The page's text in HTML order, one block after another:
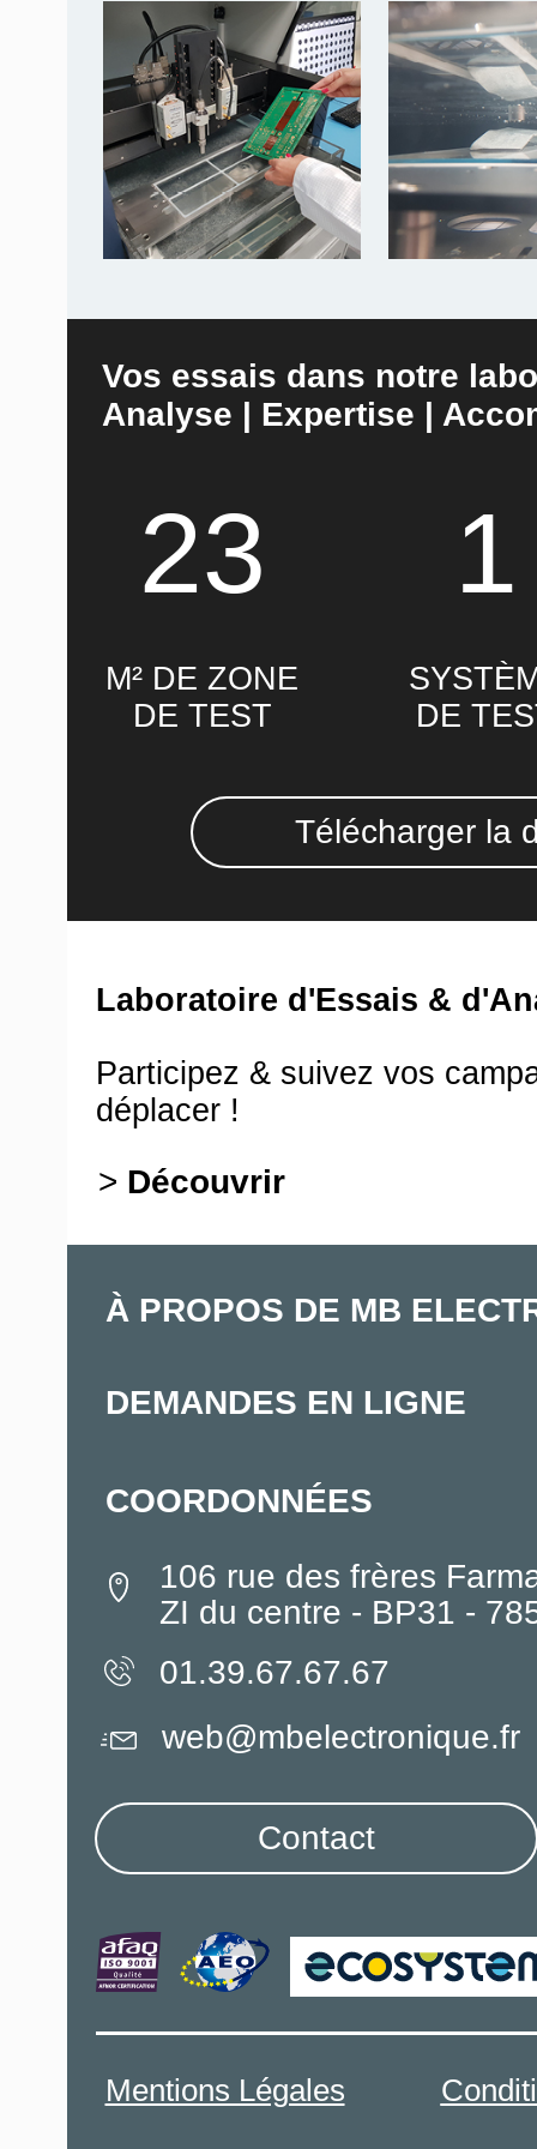
Vos essais dans notre
Analyse | Expertise |
Télécharger la
DE
23 1
M² DE ZONE
DE TEST
Laboratoire d'Essais &
Participez & suivez vos
déplacer !
> Découvrir
À PROPOS DE MB
DEMANDES EN LIGNE
COORDONNÉES
106 rue des frères
ZI du centre - BP31 -
01.39.67.67.67
Mentions Légales
web@mbelectronique.fr
Contact